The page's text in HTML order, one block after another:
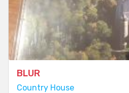
BLUR
Country House